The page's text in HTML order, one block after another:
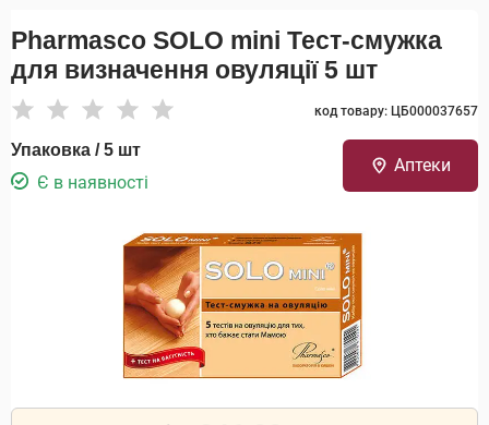
Pharmasco SOLO mini Тест-смужка
для визначення овуляції 5 шт
код товару: ЦБ000037657
Упаковка / 5 шт
Є в наявності
Аптеки